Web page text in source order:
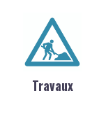
Travaux